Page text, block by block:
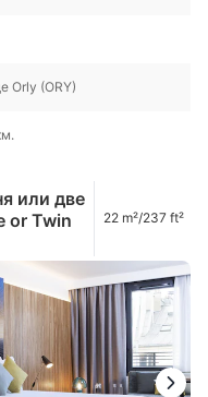
Orly (ORY)
или две
or Twin
22 m²/237 ft²